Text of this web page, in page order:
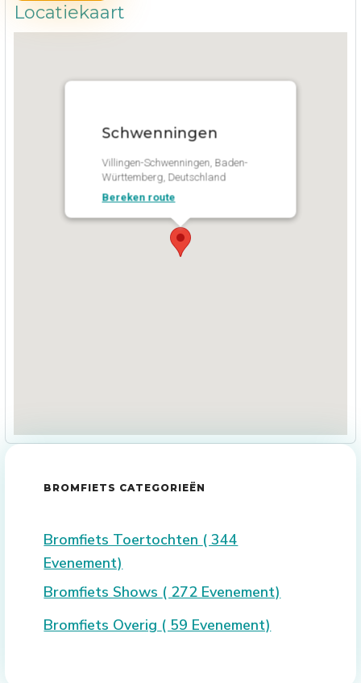
Locatiekaart
Schwenningen
Villingen-Schwenningen, Baden-
Württemberg, Deutschland
Bereken route
BROMFIETS CATEGORIEËN
Bromfiets Toertochten ( 344
Evenement)
Bromfiets Shows ( 272 Evenement)
Bromfiets Overig ( 59 Evenement)